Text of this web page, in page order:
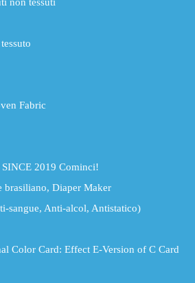
Fabric
2019 Cominci!
brasiliano, Diaper Maker
sangue, Anti-alcol, Antistatico)
Color Card: Effect E-Version of C Card